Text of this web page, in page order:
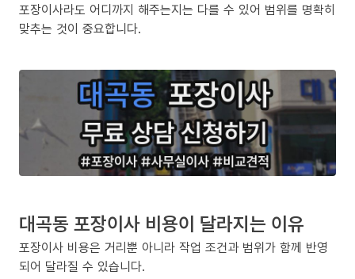
포장이사라도 어디까지 해주는지는 다를 수 있어 범위를 명확히
맞추는 것이 중요합니다.
대곡동 포장이사 비용이 달라지는 이유
포장이사 비용은 거리뿐 아니라 작업 조건과 범위가 함께 반영
되어 달라질 수 있습니다.